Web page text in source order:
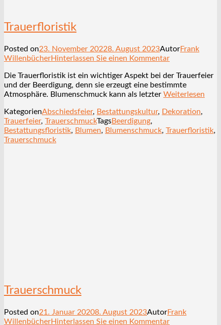
Trauerfloristik
Posted on23. November 20228. August 2023AutorFrank
WillenbücherHinterlassen Sie einen Kommentar
Die Trauerfloristik ist ein wichtiger Aspekt bei der Trauerfeier
und der Beerdigung, denn sie erzeugt eine bestimmte
Atmosphäre. Blumenschmuck kann als letzter Weiterlesen
KategorienAbschiedsfeier, Bestattungskultur, Dekoration,
Trauerfeier, TrauerschmuckTagsBeerdigung,
Bestattungsfloristik, Blumen, Blumenschmuck, Trauerfloristik,
Trauerschmuck
Trauerschmuck
Posted on21. Januar 20208. August 2023AutorFrank
WillenbücherHinterlassen Sie einen Kommentar